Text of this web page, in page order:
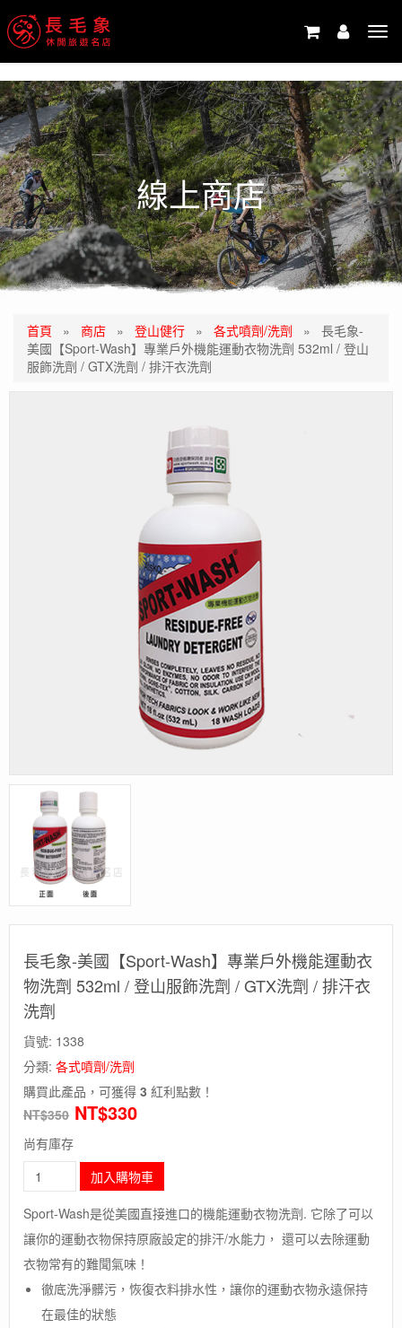
線上商店
首頁 » 商店 » 登山健行 » 各式噴劑/洗劑 » 長毛象-
美國【Sport-Wash】專業戶外機能運動衣物洗劑 532ml / 登山
服飾洗劑 / GTX洗劑 / 排汗衣洗劑
長毛象-美國【Sport-Wash】專業戶外機能運動衣
物洗劑 532ml / 登山服飾洗劑 / GTX洗劑 / 排汗衣
洗劑
貨號: 1338
分類: 各式噴劑/洗劑
購買此產品，可獲得 3 紅利點數！
NT$350 NT$330
尚有庫存
毛
象-
美
國
【Sport-
Wash】
專
加入購物車
Sport-Wash是從美國直接進口的機能運動衣物洗劑. 它除了可以
讓你的運動衣物保持原廠設定的排汗/水能力， 還可以去除運動
衣物常有的難聞氣味！
徹底洗淨髒污，恢復衣料排水性，讓你的運動衣物永遠保持
在最佳的狀態